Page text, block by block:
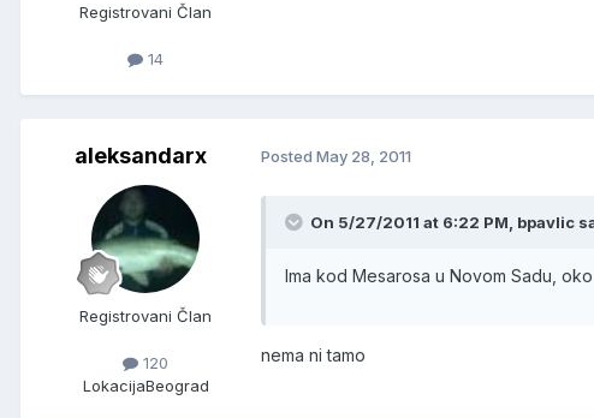
Registrovani Član
14
aleksandarx
Registrovani Član
120
LokacijaBeograd
Posted May 28, 2011
On 5/27/2011 at 6:22 PM, bpavlic
Ima kod Mesarosa u Novom Sadu,
nema ni tamo